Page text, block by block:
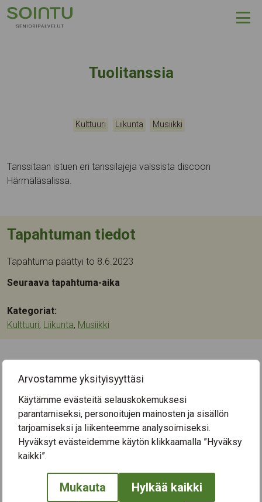
Arvostamme yksityisyyttäsi
Käytämme evästeitä selauskokemuksesi
parantamiseksi, personoitujen mainosten ja sisällön
tarjoamiseksi ja liikenteemme analysoimiseksi.
Hyväksyt evästeidemme käytön klikkaamalla ”Hyväksy
kaikki”.
Mukauta Hylkää kaikki
Hyppää sisältöön
Tuolitanssia
Tapahtumapaikka:
Kategoriat:
Kulttuuri Liikunta Musiikki
Tanssitaan istuen eri tanssilajeja valssista discoon
Härmäläsalissa.
Tapahtuman tiedot
Tapahtuma päättyi to 8.6.2023
Seuraava tapahtuma-aika
Kategoriat:
Kulttuuri, Liikunta, Musiikki
← Näytä kaikki tapahtumat